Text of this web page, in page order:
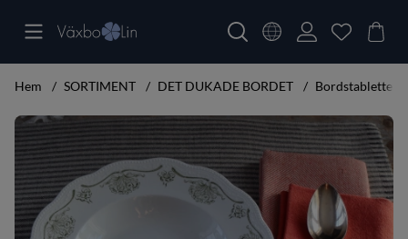
Hem SORTIMENT DET DUKADE BORDET Bordstabletter i
Produktbilder Våga Tablett (2-pack)